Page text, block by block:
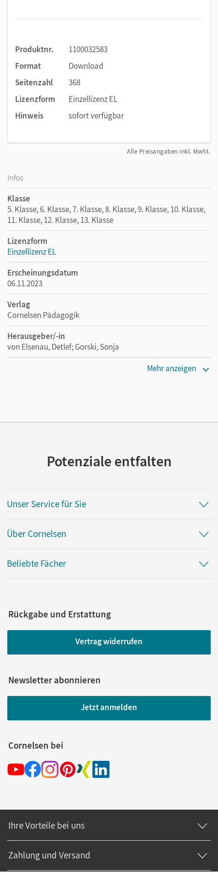
in unserer Gesellschaft.Praxisbeispiele
Schule im Sinne der Nachhaltigkeit gelingen kann.
Produktnr.
1100032583
Format
Download
Seitenzahl
368
Lizenzform
Einzellizenz EL
Hinweis
sofort verfügbar
Alle Preisangaben inkl. MwSt.
Infos
Klasse
5. Klasse, 6. Klasse, 7. Klasse, 8. Klasse, 9. Klasse, 10. Klasse,
11. Klasse, 12. Klasse, 13. Klasse
Lizenzform
Einzellizenz EL
Erscheinungsdatum
06.11.2023
Verlag
Cornelsen Pädagogik
Herausgeber/-in
von Elsenau, Detlef; Gorski, Sonja
Frings, Anna; Ernstberger, Fabian; Rühle, Jeanine Marie;
Neuhaus, Meike; Feitkenhauer, Tobias; Jungermann, Anja;
Seigerschmidt, Johanna; Stroetmann, Elisabeth; Schulte-
Mehr anzeigen
Potenziale entfalten
Unser Service für Sie
Über Cornelsen
Beliebte Fächer
Rückgabe und Erstattung
Vertrag widerrufen
Newsletter abonnieren
Jetzt anmelden
Cornelsen bei
Ihre Vorteile bei uns
Zahlung und Versand